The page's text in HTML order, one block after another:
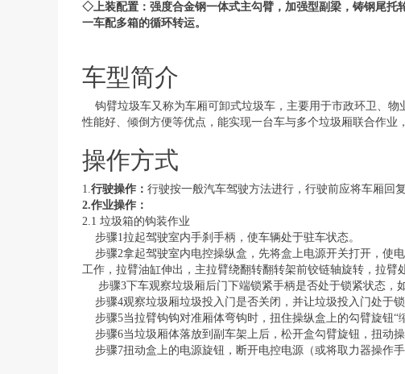
◇上装配置： 强度合金钢一体式主勾臂，加强型副梁，铸钢尾
一车配多箱的循环转运。
车型简介
钩臂垃圾车又称为车厢可卸式垃圾车，主要用于市政环卫、
性能好、倾倒方便等优点，能实现一台车与多个垃圾厢联合作业
操作方式
1.行驶操作： 行驶按一般汽车驾驶方法进行，行驶前应将车厢回
2.作业操作：
2.1 垃圾箱的钩装作业
步骤1拉起驾驶室内手刹手柄，使车辆处于驻车状态。
步骤2拿起驾驶室内电控操纵盒，先将盒上电源开关打开，使
工作，拉臂油缸伸出，主拉臂绕翻转翻转架前铰链轴旋转，拉
步骤3下车观察垃圾厢后门下端锁紧手柄是否处于锁紧状态，
步骤4观察垃圾厢垃圾投入门是否关闭，并让垃圾投入门处于
步骤5当拉臂钩钩对准厢体弯钩时，扭住操纵盒上的勾臂旋钮
步骤6当垃圾厢体落放到副车架上后，松开盒勾臂旋钮，扭动
步骤7扭动盒上的电源旋钮，断开电控电源（或将取力器操作